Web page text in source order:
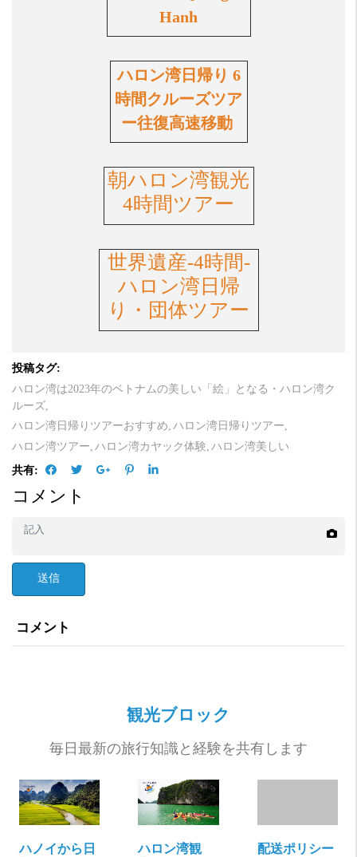
Hanh
ハロン湾日帰り 6
時間クルーズツア
ー往復高速移動
朝ハロン湾観光
4時間ツアー
世界遺産-4時間-
ハロン湾日帰
り・団体ツアー
投稿タグ:
ハロン湾は2023年のベトナムの美しい「絵」となる・ハロン湾ク
ルーズ,
ハロン湾日帰りツアーおすすめ,ハロン湾日帰りツアー,
ハロン湾ツアー, ハロン湾カヤック体験, ハロン湾美しい
共有:
コメント
送信
コメント
観光ブロック
毎日最新の旅行知識と経験を共有します
ハノイから日
ハロン湾観
配送ポリシー